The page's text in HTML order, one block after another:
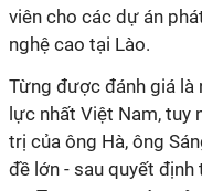
viên cho các dự án
nghệ cao tại Lào.
Từng được đánh giá là
lực nhất Việt Nam, tuy
trị của ông Hà, ông
đề lớn - sau quyết định